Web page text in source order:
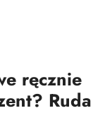
ręcznie
Ruda